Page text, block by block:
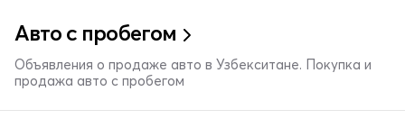
Авто с пробегом
Объявления о продаже авто в Узбекситане. Покупка и
продажа авто с пробегом